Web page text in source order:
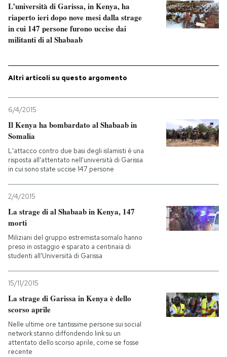
Sport
Mondiali calcio 2026
I MIEI PREFERITI
SHOP
AREA PERSONALE
Entra
L’università di Garissa, in Kenya, ha
riaperto ieri dopo nove mesi dalla strage
in cui 147 persone furono uccise dai
militanti di al Shabaab
Altri articoli su questo argomento
6/4/2015
Il Kenya ha bombardato al Shabaab in
Somalia
L'attacco contro due basi degli islamisti è una
risposta all'attentato nell'università di Garissa
in cui sono state uccise 147 persone
2/4/2015
La strage di al Shabaab in Kenya, 147
morti
Miliziani del gruppo estremista somalo hanno
preso in ostaggio e sparato a centinaia di
studenti all'Università di Garissa
15/11/2015
La strage di Garissa in Kenya è dello
scorso aprile
Nelle ultime ore tantissime persone sui social
network stanno diffondendo link su un
attentato dello scorso aprile, come se fosse
recente